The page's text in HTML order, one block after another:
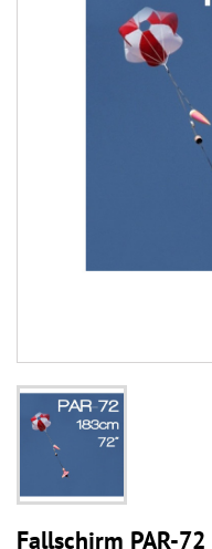
Fallschirm PAR-